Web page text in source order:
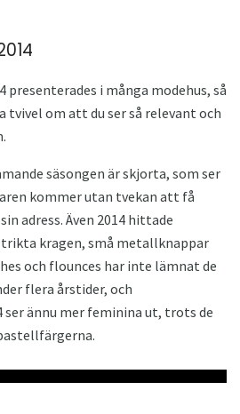
presenterades i många modehus, så
om att du ser så relevant och
säsongen är skjorta, som ser
kommer utan tvekan att få
adress. Även 2014 hittade
kragen, små metallknappar
och flounces har inte lämnat de
flera årstider, och
ännu mer feminina ut, trots de